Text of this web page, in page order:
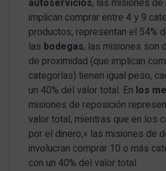
implican comprar entre 4 y 9
productos, representan el 54%
las bodegas, las misiones son
de proximidad (que implican
categorías) tienen igual peso,
un 40% del valor total. En los
misiones de reposición
valor total, mientras que en los
por el dinero,» las misiones de
involucran comprar 10 o más
con un 40% del valor total.